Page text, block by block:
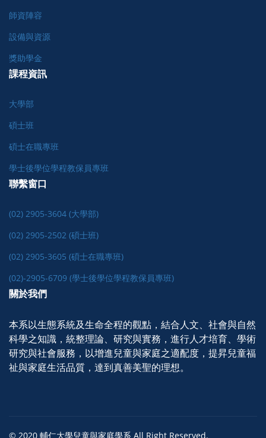
師資陣容
設備與資源
獎助學金
課程資訊
大學部
碩士班
碩士在職專班
學士後學位學程教保員專班
聯繫窗口
(02) 2905-3604 (大學部)
(02) 2905-2502 (碩士班)
(02) 2905-3605 (碩士在職專班)
(02)-2905-6709 (學士後學位學程教保員專班)
關於我們
本系以生態系統及生命全程的觀點，結合人文、社會與自然
科學之知識，統整理論、研究與實務，進行人才培育、學術
研究與社會服務，以增進兒童與家庭之適配度，提昇兒童福
祉與家庭生活品質，達到真善美聖的理想。
© 2020 輔仁大學兒童與家庭學系 All Right Reserved.